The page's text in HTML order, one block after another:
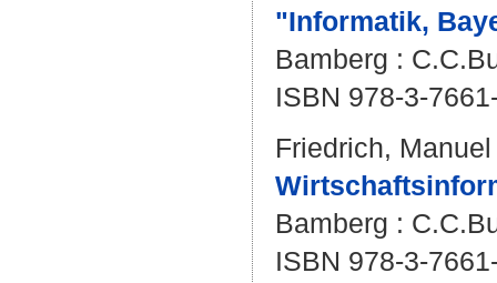
"Informatik,
Bamberg :
ISBN 978-3-
Friedrich, Manuel
Bamberg :
ISBN 978-3-